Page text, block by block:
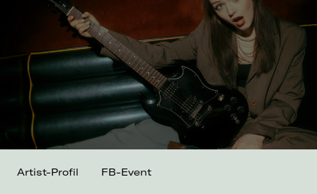
Artist-Profil FB-Event